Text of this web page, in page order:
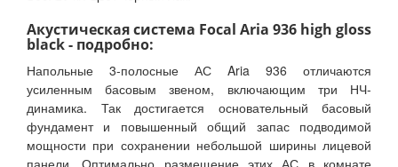
Акустическая система Focal Aria 936 high gloss
black - подробно:
Напольные 3-полосные АС Aria 936 отличаются
усиленным басовым звеном, включающим три НЧ-
динамика. Так достигается основательный басовый
фундамент и повышенный общий запас подводимой
мощности при сохранении небольшой ширины лицевой